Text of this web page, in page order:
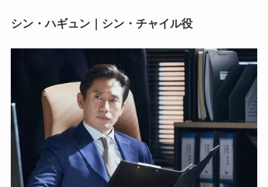
シン・ハギュン｜シン・チャイル役